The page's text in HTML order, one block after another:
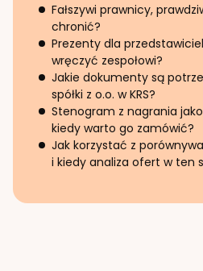
Fałszywi prawnicy,
chronić?
Prezenty dla
wręczyć zespołowi?
Jakie dokumenty są
spółki z o.o. w KRS?
Stenogram z nagrania
kiedy warto go zamówić?
Jak korzystać z
i kiedy analiza ofert w ten